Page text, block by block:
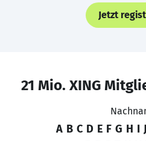
Jetzt
21 Mio. XING
A B C D E F G H I J